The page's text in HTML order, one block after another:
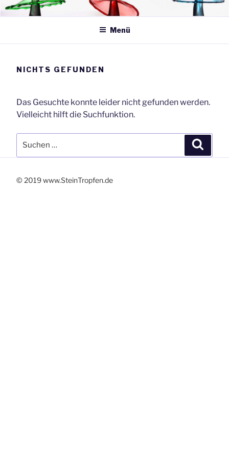
Zum
InhaltSteinTropfen.de
Menü
NICHTS GEFUNDEN
Das Gesuchte konnte leider nicht gefunden werden.
Vielleicht hilft die Suchfunktion.
nach:
© 2019 www.SteinTropfen.de